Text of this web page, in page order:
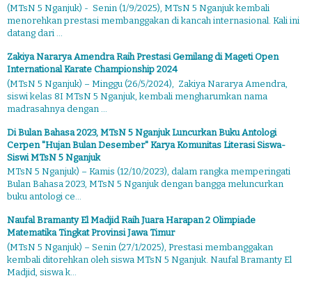
(MTsN 5 Nganjuk) - Senin (1/9/2025), MTsN 5 Nganjuk kembali
menorehkan prestasi membanggakan di kancah internasional. Kali ini
datang dari ...
Zakiya Nararya Amendra Raih Prestasi Gemilang di Mageti Open
International Karate Championship 2024
(MTsN 5 Nganjuk) – Minggu (26/5/2024), Zakiya Nararya Amendra,
siswi kelas 8I MTsN 5 Nganjuk, kembali mengharumkan nama
madrasahnya dengan ...
Di Bulan Bahasa 2023, MTsN 5 Nganjuk Luncurkan Buku Antologi
Cerpen "Hujan Bulan Desember" Karya Komunitas Literasi Siswa-
Siswi MTsN 5 Nganjuk
MTsN 5 Nganjuk) – Kamis (12/10/2023), dalam rangka memperingati
Bulan Bahasa 2023, MTsN 5 Nganjuk dengan bangga meluncurkan
buku antologi ce...
Naufal Bramanty El Madjid Raih Juara Harapan 2 Olimpiade
Matematika Tingkat Provinsi Jawa Timur
(MTsN 5 Nganjuk) – Senin (27/1/2025), Prestasi membanggakan
kembali ditorehkan oleh siswa MTsN 5 Nganjuk. Naufal Bramanty El
Madjid, siswa k...